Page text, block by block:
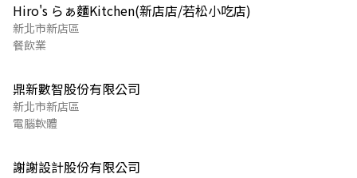
Hiro's らぁ麵Kitchen(新店店/若松小吃店)
新北市新店區
餐飲業
鼎新數智股份有限公司
新北市新店區
電腦軟體
謝謝設計股份有限公司